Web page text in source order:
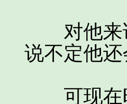
对他来说
说不定他
可现在